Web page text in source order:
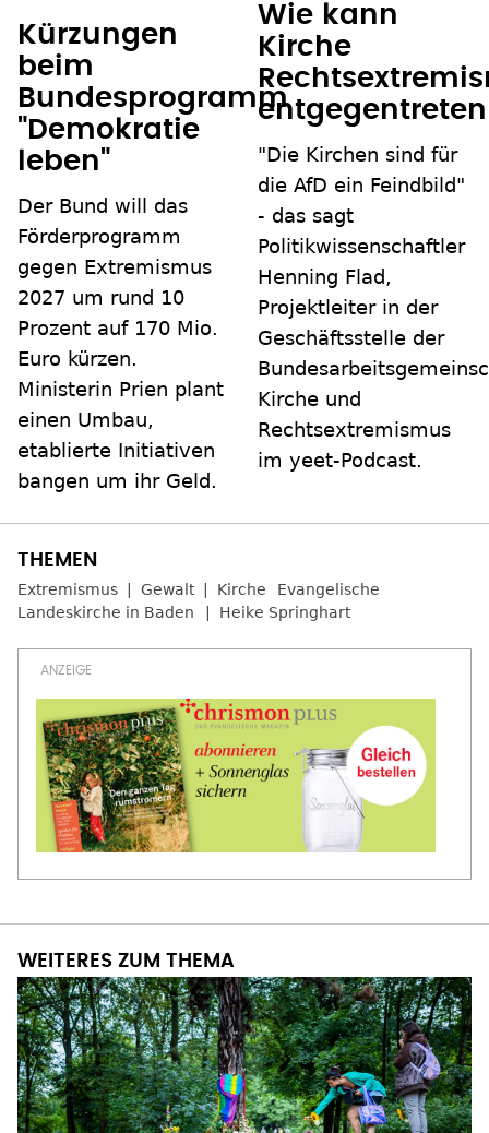
Kürzungen
beim
Bundesprogramm
"Demokratie
leben"
Der Bund will das
Förderprogramm
gegen Extremismus
2027 um rund 10
Prozent auf 170 Mio.
Euro kürzen.
Ministerin Prien plant
einen Umbau,
etablierte Initiativen
bangen um ihr Geld.
Wie kann
Kirche
"Die Kirchen sind für
die AfD ein Feindbild"
- das sagt
Politikwissenschaftler
Henning Flad,
Projektleiter in der
Geschäftsstelle der
Kirche und
Rechtsextremismus
im yeet-Podcast.
Extremismus Gewalt Kirche
Evangelische
Landeskirche in Baden
Heike Springhart
WEITERES ZUM THEMA